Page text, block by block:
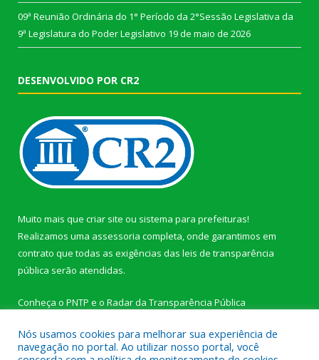
09ª Reunião Ordinária do 1° Período da 2°Sessão Legislativa da
9ª Legislatura do Poder Legislativo 19 de maio de 2026
DESENVOLVIDO POR CR2
Muito mais que criar site ou sistema para prefeituras!
Realizamos uma assessoria completa, onde garantimos em
contrato que todas as exigências das leis de transparência
pública serão atendidas.
Conheça o PNTP e o Radar da Transparência Pública
Nós usamos cookies para melhorar sua experiência de
navegação no portal. Ao utilizar nosso portal, você